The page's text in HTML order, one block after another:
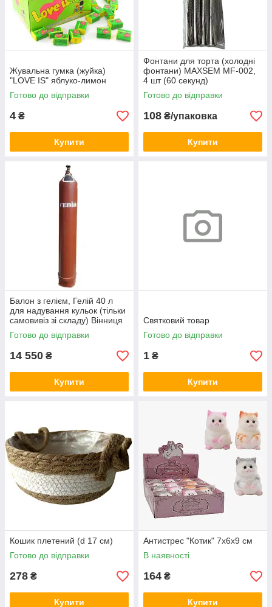
Жувальна гумка (жуйка)
"LOVE IS" яблуко-лимон
Готово до відправки
4 ₴
Купити
Фонтани для торта (холодні
фонтани) MAXSEM MF-002,
4 шт (60 секунд)
Готово до відправки
108 ₴/упаковка
Купити
Балон з гелієм, Гелій 40 л
для надування кульок (тільки
самовивіз зі складу) Вінниця
Готово до відправки
14 550 ₴
Купити
Святковий товар
Готово до відправки
1 ₴
Купити
Кошик плетений (d 17 см)
Готово до відправки
278 ₴
Купити
Антистрес "Котик" 7х6х9 см
В наявності
164 ₴
Купити